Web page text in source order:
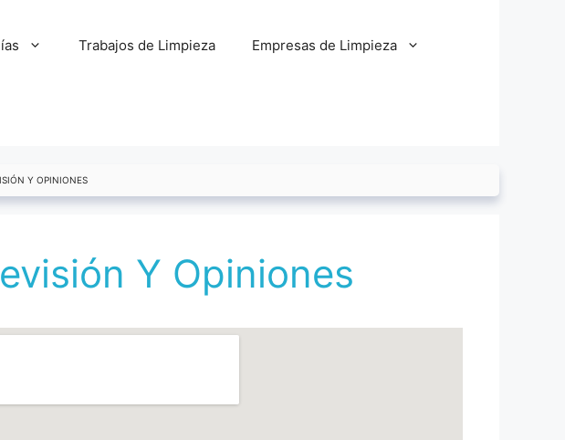
Trabajos de Limpieza Empresas de Limpieza
Y OPINIONES
Y Opiniones